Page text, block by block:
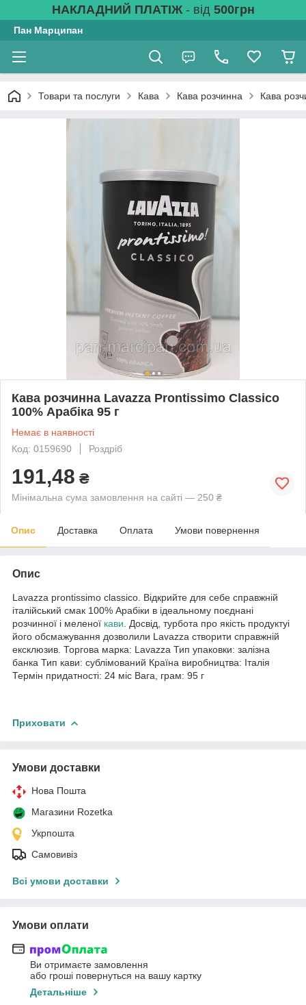
НАКЛАДНИЙ ПЛАТІЖ- від 500грн
Пан Марципан
Товари та послуги Кава Кава розчинна Кава
Кава розчинна Lavazza Prontissimo Classico
100% Арабіка 95 г
Немає в наявності
Код: 0159690
Роздріб
191,48 ₴
Мінімальна сума замовлення на сайті — 250 ₴
Опис Доставка Оплата Умови повернення
Опис
Lavazza prontissimo classico. Відкрийте для себе справжній
італійський смак 100% Арабіки в ідеальному поєднані
розчинної і меленої кави . Досвід, турбота про якість продуктуі
його обсмажування дозволили Lavazza створити справжній
ексклюзив. Торгова марка: Lavazza Тип упаковки: залізна
банка Тип кави: сублімований Країна виробництва: Італія
Термін придатності: 24 міс Вага, грам: 95 г
Приховати
Умови доставки
Нова Пошта
Магазини Rozetka
Укрпошта
Самовивіз
Всі умови доставки
Умови оплати
Ви отримаєте замовлення
або гроші повернуться на вашу картку
Детальніше